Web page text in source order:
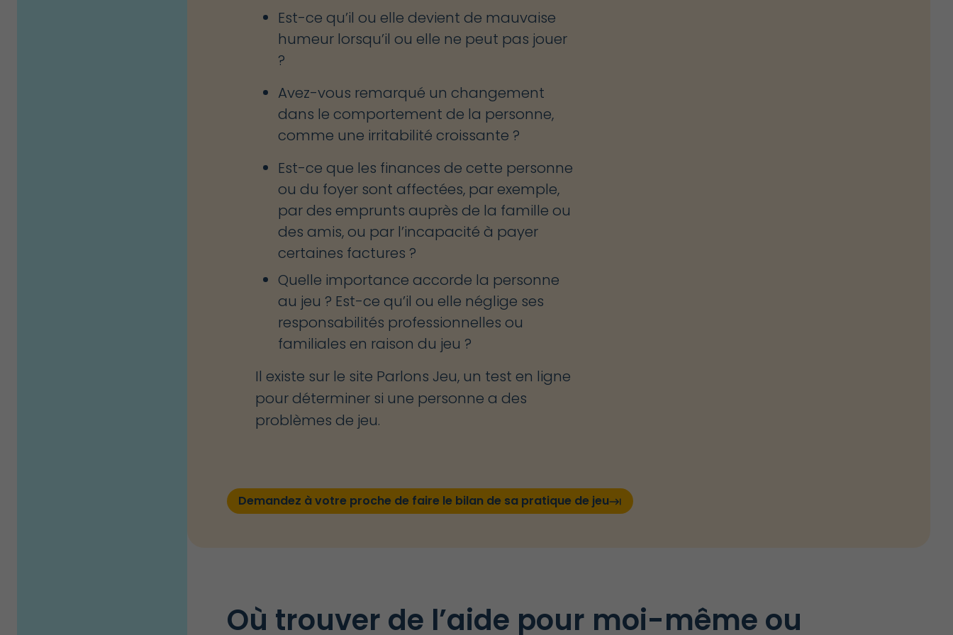
Est-ce qu’il ou elle devient de mauvaise
humeur lorsqu’il ou elle ne peut pas jouer
?
Avez-vous remarqué un changement
dans le comportement de la personne,
comme une irritabilité croissante ?
Est-ce que les finances de cette personne
ou du foyer sont affectées, par exemple,
par des emprunts auprès de la famille ou
des amis, ou par l’incapacité à payer
certaines factures ?
Quelle importance accorde la personne
au jeu ? Est-ce qu’il ou elle néglige ses
responsabilités professionnelles ou
familiales en raison du jeu ?
Il existe sur le site Parlons Jeu, un test en ligne
pour déterminer si une personne a des
problèmes de jeu.
Demandez à votre proche de faire le bilan de sa pratique de jeukeyboard_tab
Où trouver de l’aide pour moi-même ou